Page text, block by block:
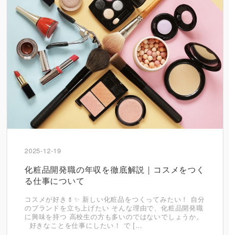
2025-12-19
化粧品開発職の年収を徹底解説｜コスメをつく
る仕事について
コスメが好き💄✨ 新しい化粧品をつくってみたい！ 自分
のブランドを立ち上げたい そんな理由で、化粧品開発職
に興味を持つ 高校生の方も多いのではないでしょうか。
好きなことを仕事にしたい！ で […